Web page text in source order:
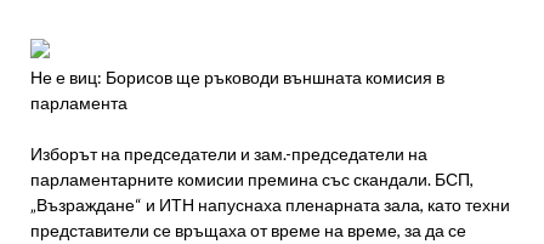
Не е виц: Борисов ще ръководи външната комисия в
парламента
Изборът на председатели и зам.-председатели на
парламентарните комисии премина със скандали. БСП,
„Възраждане“ и ИТН напуснаха пленарната зала, като техни
представители се връщаха от време на време, за да се